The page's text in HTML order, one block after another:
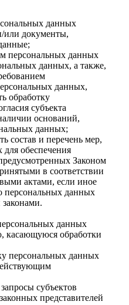
данных
или документы,
персональных данных
данных, а также,
данных,
обработку
субъекта
оснований,
данных;
состав и перечень мер,
обеспечения
Законом
в соответствии
актами, если иное
персональных данных
данных
касающуюся обработки
персональных данных
субъектов
представителей